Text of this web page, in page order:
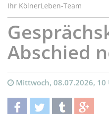
Ihr KölnerLeben-Team
Abschied
Mittwoch, 08.07.2026, 10